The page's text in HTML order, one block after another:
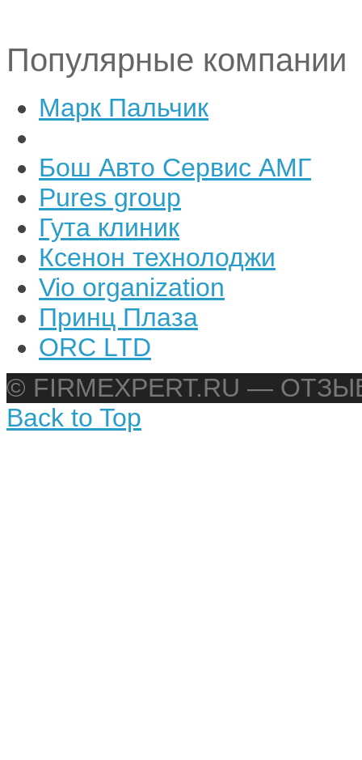
Популярные компании
Марк Пальчик
Бош Авто Сервис АМГ
Pures group
Гута клиник
Ксенон технолоджи
Vio organization
Принц Плаза
ORC LTD
© FIRMEXPERT.RU —
Back to Top